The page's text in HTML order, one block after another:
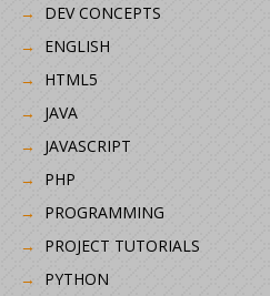
DEV CONCEPTS
ENGLISH
HTML5
JAVA
JAVASCRIPT
PHP
PROGRAMMING
PROJECT TUTORIALS
PYTHON